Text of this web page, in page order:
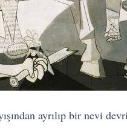
ayrılıp bir nevi